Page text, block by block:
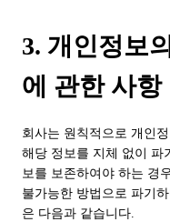
3. 개인정보
에 관한 사항
회사는 원칙적으로 개인
해당 정보를 지체 없이 파
보를 보존하여야 하는 경
불가능한 방법으로 파기
은 다음과 같습니다.